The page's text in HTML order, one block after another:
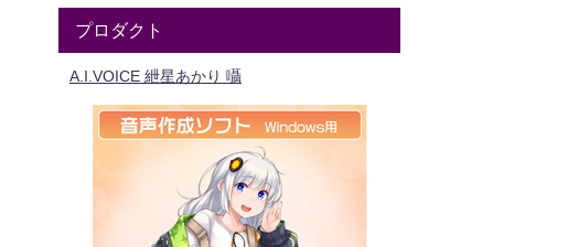
プロダクト
A.I.VOICE 紲星あかり 囁